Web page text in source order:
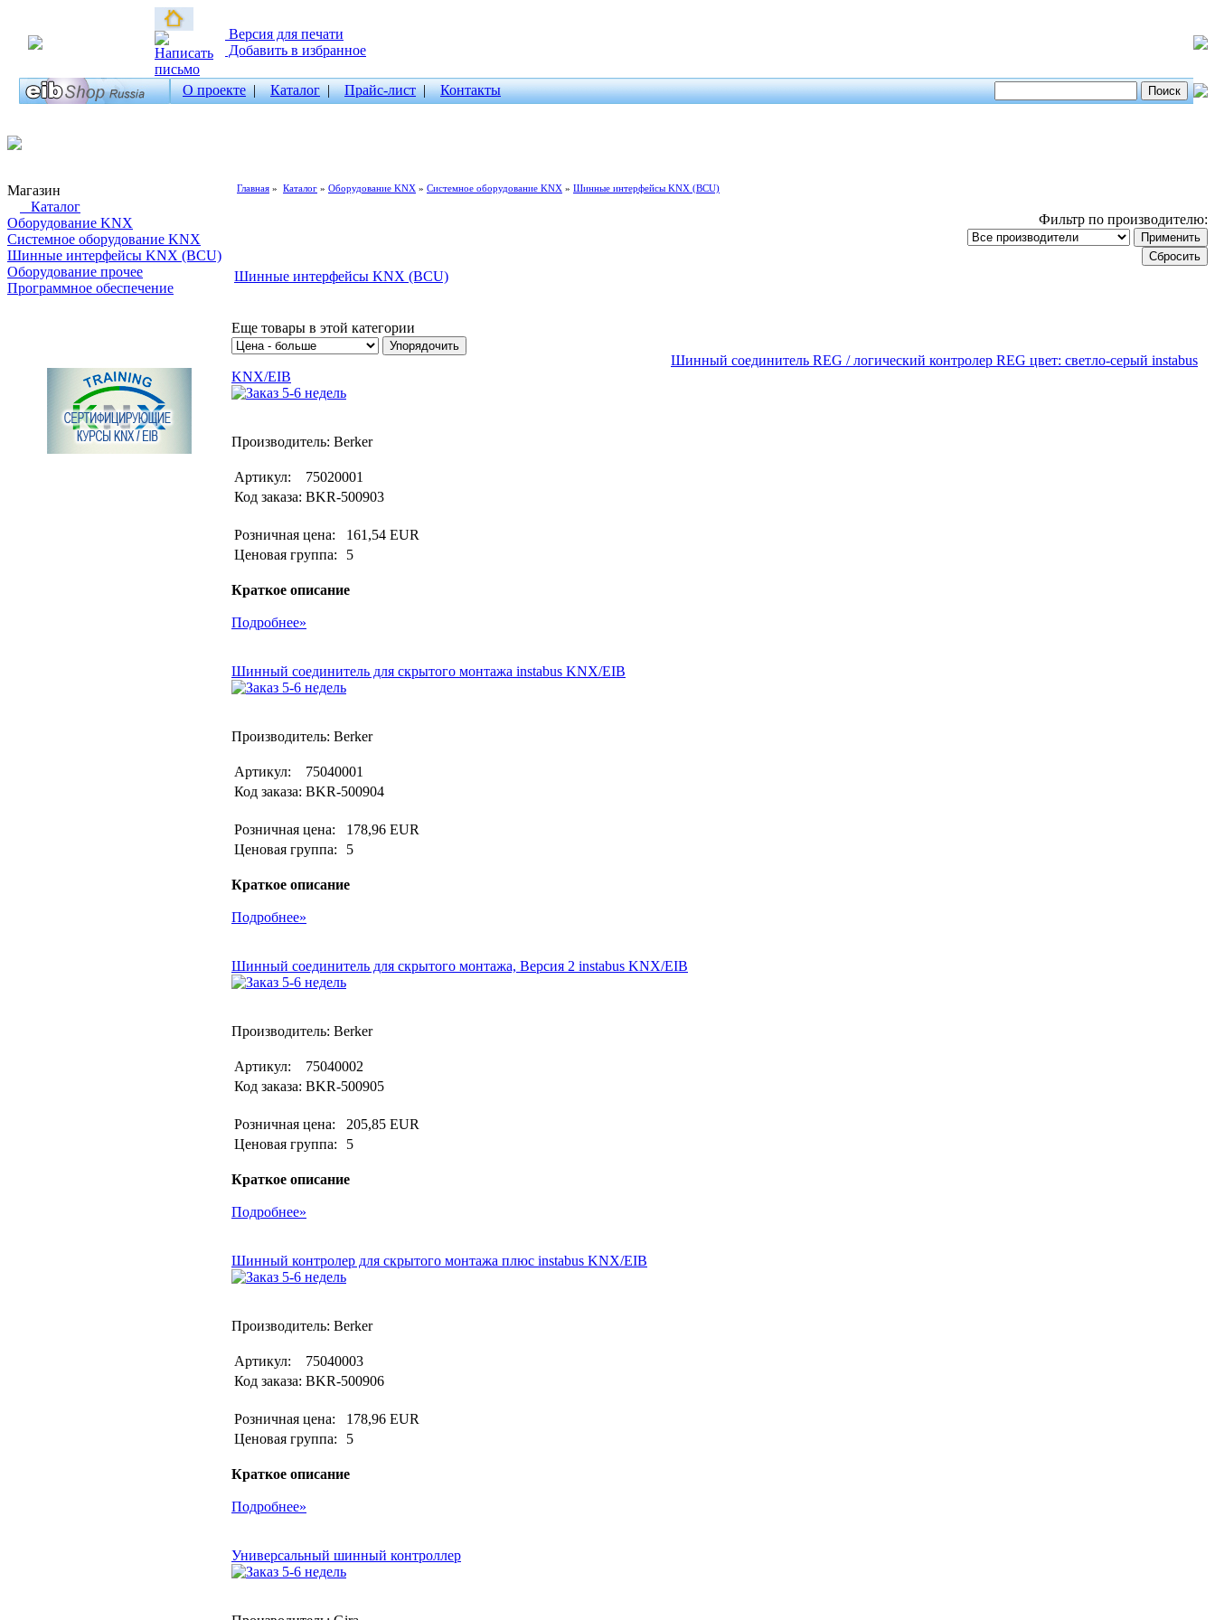
Версия для печати
Добавить в избранное
О проекте| Каталог| Прайс-лист| Контакты
Магазин
Каталог
Оборудование KNX
Системное оборудование KNX
Шинные интерфейсы KNX (BCU)
Оборудование прочее
Программное обеспечение
Главная » Каталог » Оборудование KNX » Системное оборудование KNX » Шинные интерфейсы KNX (BCU)
Фильтр по производителю:
Шинные интерфейсы KNX (BCU)
Еще товары в этой категории
Шинный соединитель REG / логический контролер REG цвет: светло-серый instabus
KNX/EIB
Производитель: Berker
Артикул:
75020001
Код заказа: BKR-500903
Розничная цена:
161,54 EUR
Ценовая группа:
5
Краткое описание
Подробнее»
Шинный соединитель для скрытого монтажа instabus KNX/EIB
Производитель: Berker
Артикул:
75040001
Код заказа: BKR-500904
Розничная цена:
178,96 EUR
Ценовая группа:
5
Краткое описание
Подробнее»
Шинный соединитель для скрытого монтажа, Версия 2 instabus KNX/EIB
Производитель: Berker
Артикул:
75040002
Код заказа: BKR-500905
Розничная цена:
205,85 EUR
Ценовая группа:
5
Краткое описание
Подробнее»
Шинный контролер для скрытого монтажа плюс instabus KNX/EIB
Производитель: Berker
Артикул:
75040003
Код заказа: BKR-500906
Розничная цена:
178,96 EUR
Ценовая группа:
5
Краткое описание
Подробнее»
Универсальный шинный контроллер